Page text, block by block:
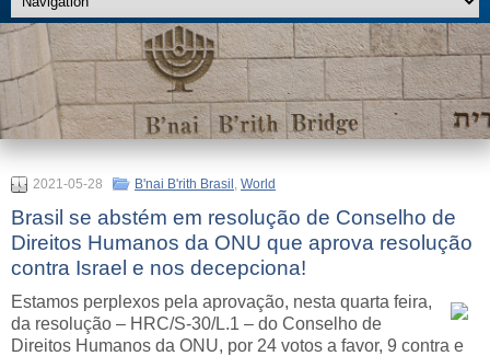
2021-05-28 B'nai B'rith Brasil , World
Brasil se abstém em resolução de Conselho de
Direitos Humanos da ONU que aprova resolução
contra Israel e nos decepciona!
Estamos perplexos pela aprovação, nesta quarta feira,
da resolução – HRC/S-30/L.1 – do Conselho de
Direitos Humanos da ONU, por 24 votos a favor, 9 contra e